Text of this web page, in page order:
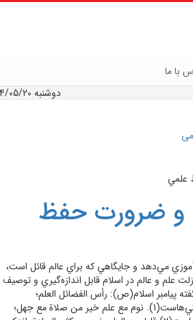
با ما
دوشنبه 1404/05/20
و ضرورت حفظ
مي‌دهد و جايگاهي که براي عالم قائل است،
علم و عالم در اسلام قابل اندازه‌گيري و توصيف
پيامبر اسلام(ص): رأس الفضائل العلم؛
غاية الفضائل العلم؛ دانش ريشه تمام نيكي‌هاست‏(1). نوم مع علم خير من صلاة مع جهل؛